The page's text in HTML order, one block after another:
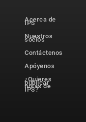
Acerca de
IPS
Nuestros
socios
Contáctenos
Apóyenos
¿Quieres
publicar
notas de
IPS?